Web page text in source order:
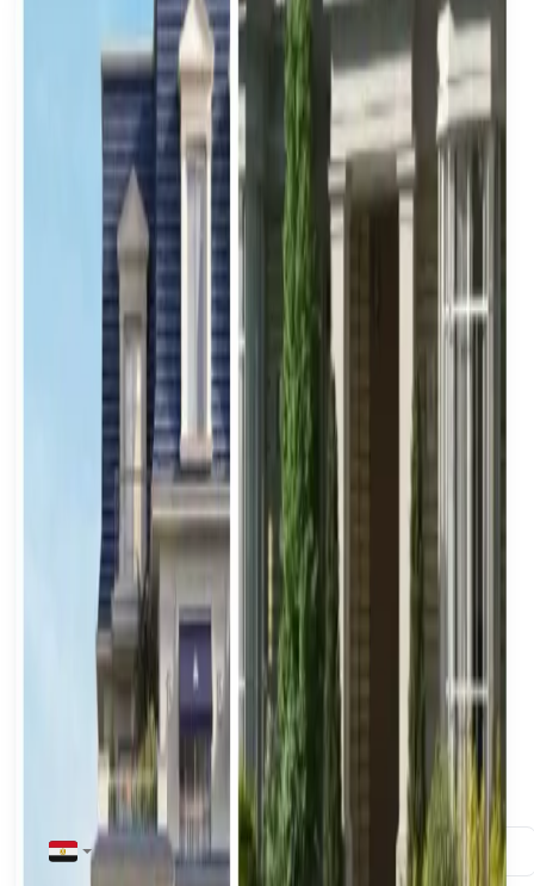
Exposition maximale
Les annonces publiées sur Egypt MLS sont diffusées à
travers le plus grand réseau d'agents vérifiés et
d'acheteurs du pays.
Agents vérifiés uniquement
EREP vous met en relation avec des agents agréés et
vérifiés — pas d'appels non sollicités de courtiers non
qualifiés.
Vous gardez le contrôle
Comparez les agents, choisissez qui vous représente
et négociez les conditions qui vous conviennent.
Soumettez les details de votre
Parlez-nous de votre bien et notre equipe vous
contactera dans les 24 heures avec une estimation
gratuite.
Informations du proprietaire
Nom complet *
Numero de telephone